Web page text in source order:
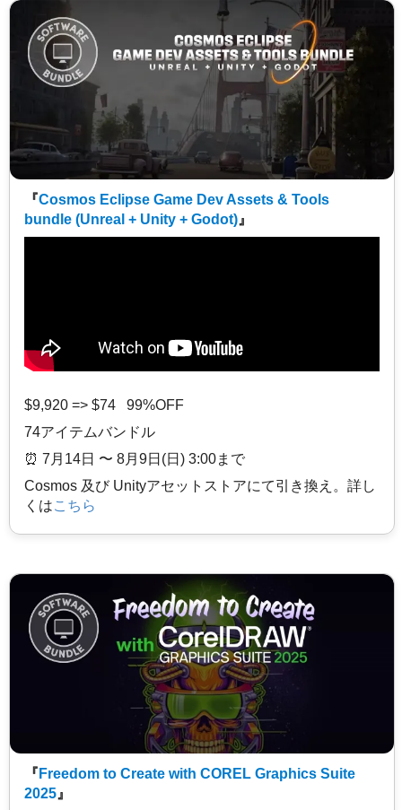
『Cosmos Eclipse Game Dev Assets & Tools
bundle (Unreal + Unity + Godot) 』
$9,920 => $74 99%OFF
74アイテムバンドル
⏰️ 7月14日 〜 8月9日(日) 3:00まで
Cosmos 及び Unityアセットストアにて引き換え。詳し
くはこちら
『 Freedom to Create with COREL Graphics Suite
2025 』